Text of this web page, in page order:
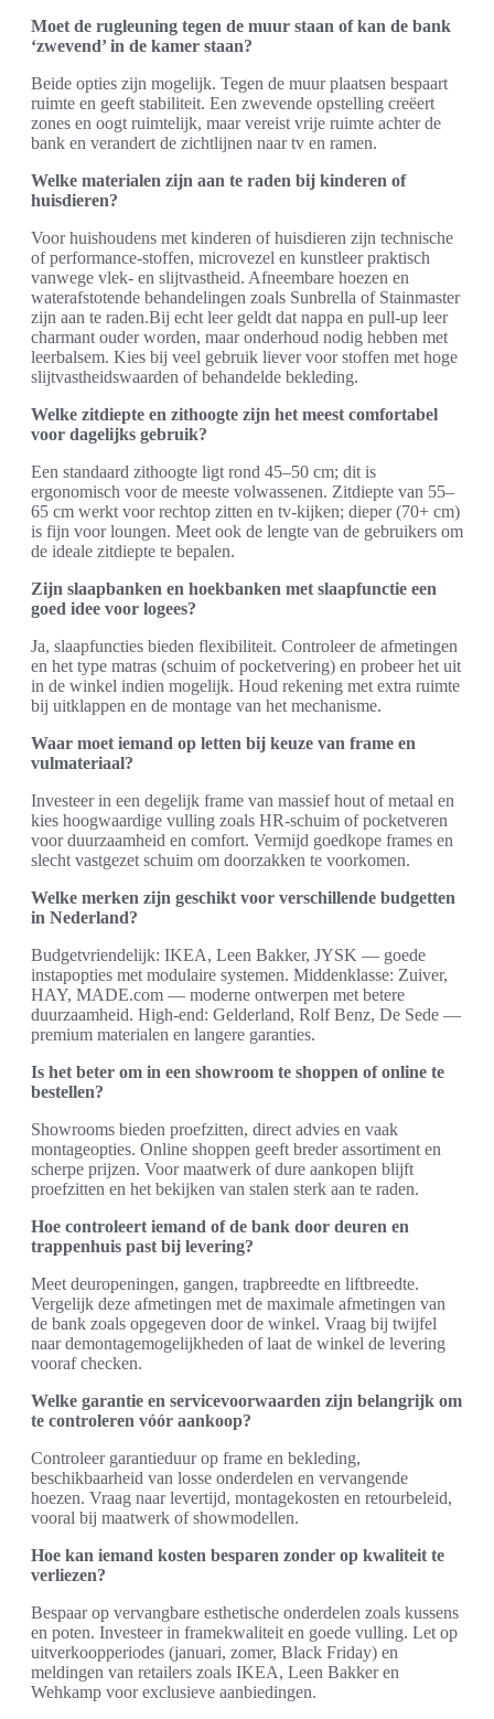
Moet de rugleuning tegen de muur staan of kan de bank
‘zwevend’ in de kamer staan?
Beide opties zijn mogelijk. Tegen de muur plaatsen bespaart
ruimte en geeft stabiliteit. Een zwevende opstelling creëert
zones en oogt ruimtelijk, maar vereist vrije ruimte achter de
bank en verandert de zichtlijnen naar tv en ramen.
Welke materialen zijn aan te raden bij kinderen of
huisdieren?
Voor huishoudens met kinderen of huisdieren zijn technische
of performance-stoffen, microvezel en kunstleer praktisch
vanwege vlek- en slijtvastheid. Afneembare hoezen en
waterafstotende behandelingen zoals Sunbrella of Stainmaster
zijn aan te raden.Bij echt leer geldt dat nappa en pull-up leer
charmant ouder worden, maar onderhoud nodig hebben met
leerbalsem. Kies bij veel gebruik liever voor stoffen met hoge
slijtvastheidswaarden of behandelde bekleding.
Welke zitdiepte en zithoogte zijn het meest comfortabel
voor dagelijks gebruik?
Een standaard zithoogte ligt rond 45–50 cm; dit is
ergonomisch voor de meeste volwassenen. Zitdiepte van 55–
65 cm werkt voor rechtop zitten en tv-kijken; dieper (70+ cm)
is fijn voor loungen. Meet ook de lengte van de gebruikers om
de ideale zitdiepte te bepalen.
Zijn slaapbanken en hoekbanken met slaapfunctie een
goed idee voor logees?
Ja, slaapfuncties bieden flexibiliteit. Controleer de afmetingen
en het type matras (schuim of pocketvering) en probeer het uit
in de winkel indien mogelijk. Houd rekening met extra ruimte
bij uitklappen en de montage van het mechanisme.
Waar moet iemand op letten bij keuze van frame en
vulmateriaal?
Investeer in een degelijk frame van massief hout of metaal en
kies hoogwaardige vulling zoals HR-schuim of pocketveren
voor duurzaamheid en comfort. Vermijd goedkope frames en
slecht vastgezet schuim om doorzakken te voorkomen.
Welke merken zijn geschikt voor verschillende budgetten
in Nederland?
Budgetvriendelijk: IKEA, Leen Bakker, JYSK — goede
instapopties met modulaire systemen. Middenklasse: Zuiver,
HAY, MADE.com — moderne ontwerpen met betere
duurzaamheid. High-end: Gelderland, Rolf Benz, De Sede —
premium materialen en langere garanties.
Is het beter om in een showroom te shoppen of online te
bestellen?
Showrooms bieden proefzitten, direct advies en vaak
montageopties. Online shoppen geeft breder assortiment en
scherpe prijzen. Voor maatwerk of dure aankopen blijft
proefzitten en het bekijken van stalen sterk aan te raden.
Hoe controleert iemand of de bank door deuren en
trappenhuis past bij levering?
Meet deuropeningen, gangen, trapbreedte en liftbreedte.
Vergelijk deze afmetingen met de maximale afmetingen van
de bank zoals opgegeven door de winkel. Vraag bij twijfel
naar demontagemogelijkheden of laat de winkel de levering
vooraf checken.
Welke garantie en servicevoorwaarden zijn belangrijk om
te controleren vóór aankoop?
Controleer garantieduur op frame en bekleding,
beschikbaarheid van losse onderdelen en vervangende
hoezen. Vraag naar levertijd, montagekosten en retourbeleid,
vooral bij maatwerk of showmodellen.
Hoe kan iemand kosten besparen zonder op kwaliteit te
verliezen?
Bespaar op vervangbare esthetische onderdelen zoals kussens
en poten. Investeer in framekwaliteit en goede vulling. Let op
uitverkoopperiodes (januari, zomer, Black Friday) en
meldingen van retailers zoals IKEA, Leen Bakker en
Wehkamp voor exclusieve aanbiedingen.